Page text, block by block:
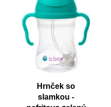
Hrnček so
slamkou -